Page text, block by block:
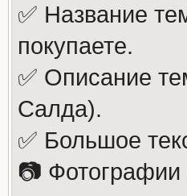
✅ Название
покупаете.
✅ Описание
Салда).
✅ Большое
📷 Фотографии